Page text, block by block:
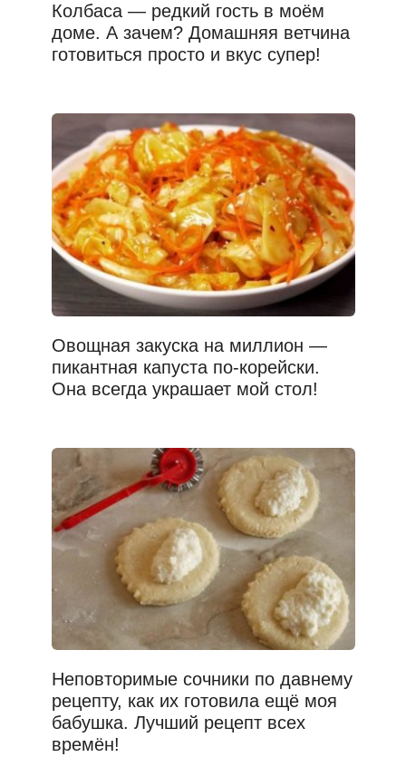
Колбаса — редкий гость в моём
доме. А зачем? Домашняя ветчина
готовиться просто и вкус супер!
Овощная закуска на миллион —
пикантная капуста по-корейски.
Она всегда украшает мой стол!
Неповторимые сочники по давнему
рецепту, как их готовила ещё моя
бабушка. Лучший рецепт всех
времён!